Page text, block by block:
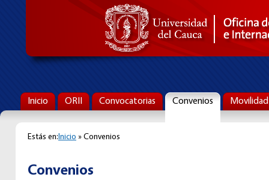
Inicio ORII Convocatorias Convenios Movilidad
Estás en:Inicio » Convenios
Convenios